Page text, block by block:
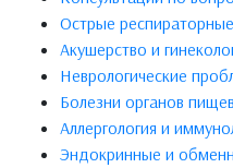
Острые
Акушерство и
Неврологические
Болезни органов
Аллергология и
Эндокринные и